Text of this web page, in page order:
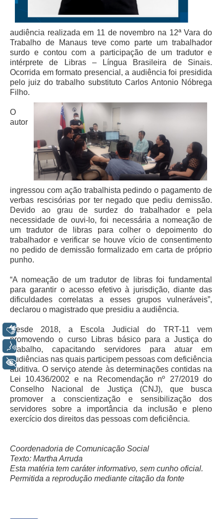
Diretores
Comitês
Comitê Gestor Regional do PJe
Comitê Gestor Regional do e-Gestão e de Tabelas
Processuais Unificadas
Comitê do Datajud
Comissão Regional de Pesquisa Judiciária e Ciência de
Comissão de Ética
Comitê de Priorização do Primeiro Grau
Comissão de Uniformização de Jurisprudência
Comitê de Gestão de Pessoas
Comissão de Vitaliciamento
Comitê de Atenção Integral à Saúde de Magistrados e
Servidores
Comitê de Segurança Permanente
Comitê de Combate ao Trabalho Infantil e de Estímulo à
no âmbito do TRT-11
Comitê de Prevenção e Enfrentamento do Assédio
Moral, do Assédio Sexual e da Discriminação
Comitê Gestor do Plano de Contratações e Aquisições
no Âmbito do TRT11
Grupo Operacional do Centro de Inteligência
Comitê de Equidade de Raça, Gênero e Diversidade
Comitê PopRuaJud
Comissão de Justiça Itinerante
Comissão Permanente de Avaliação Documental
Governança
Governança de TI
audiência realizada em 11 de novembro na 12ª Vara do
Trabalho de Manaus teve como parte um trabalhador
surdo e contou com a participação de um tradutor e
intérprete de Libras – Língua Brasileira de Sinais.
Ocorrida em formato presencial, a audiência foi presidida
pelo juiz do trabalho substituto Carlos Antonio Nóbrega
Filho.
O
autor
ingressou com ação trabalhista pedindo o pagamento de
verbas rescisórias por ter negado que pediu demissão.
Devido ao grau de surdez do trabalhador e pela
necessidade de ouvi-lo, foi necessária a nomeação de
um tradutor de libras para colher o depoimento do
trabalhador e verificar se houve vício de consentimento
no pedido de demissão formalizado em carta de próprio
punho.
“A nomeação de um tradutor de libras foi fundamental
para garantir o acesso efetivo à jurisdição, diante das
dificuldades correlatas a esses grupos vulneráveis”,
declarou o magistrado que presidiu a audiência.
Desde 2018, a Escola Judicial do TRT-11 vem
promovendo o curso Libras básico para a Justiça do
Trabalho, capacitando servidores para atuar em
audiências nas quais participem pessoas com deficiência
auditiva. O serviço atende às determinações contidas na
Lei 10.436/2002 e na Recomendação nº 27/2019 do
Conselho Nacional de Justiça (CNJ), que busca
promover a conscientização e sensibilização dos
servidores sobre a importância da inclusão e pleno
exercício dos direitos das pessoas com deficiência.
Coordenadoria de Comunicação Social
Texto: Martha Arruda
Esta matéria tem caráter informativo, sem cunho oficial.
Permitida a reprodução mediante citação da fonte
Libras
Voz
+ Acessibilidade